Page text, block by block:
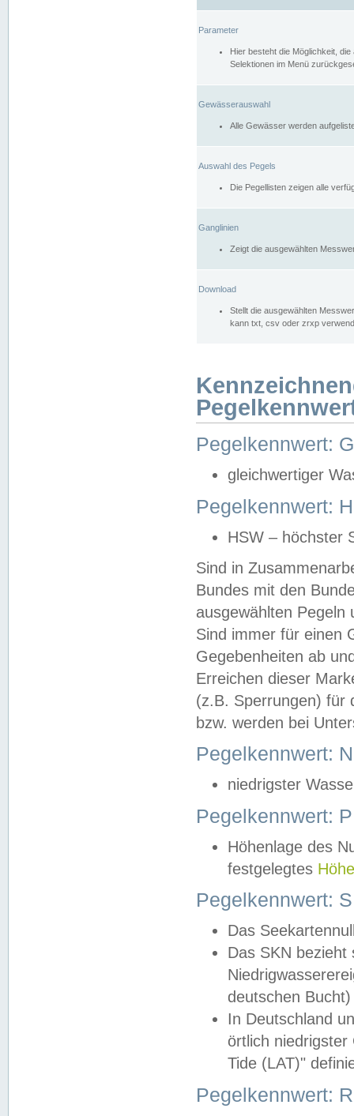
Parameter
Hier besteht die Möglichkeit,
Selektionen im Menü
Gewässerauswahl
Alle Gewässer werden
Auswahl des Pegels
Die Pegellisten zeigen alle
Ganglinien
Zeigt die ausgewählten
Download
Stellt die ausgewählten
kann txt, csv oder zrxp
Pegelkennwert:
gleichwertiger
Pegelkennwert:
HSW – höchster
Sind in
Bundes mit den
ausgewählten
Sind immer für einen
Gegebenheiten ab
Erreichen dieser
(z.B. Sperrungen) für
bzw. werden bei
Pegelkennwert:
niedrigster
Pegelkennwert:
Höhenlage des
festgelegtes
Pegelkennwert:
Das
Das SKN
deutschen
In Deutschland
örtlich
Tide (LAT)"
Pegelkennwert: